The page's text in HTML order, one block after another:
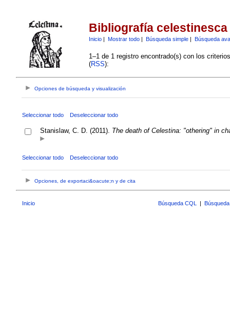
Bibliografía celestinesca
Inicio| Mostrar todo| Búsqueda simple| Búsqueda
1–1 de 1 registro encontrado(s) con los
(RSS):
Opciones de búsqueda y visualización
Seleccionar todo Deseleccionar todo
Stanislaw, C. D. (2011). The death of Celestina: "othering" in
Seleccionar todo Deseleccionar todo
Opciones, de exportaci&oacute;n y de cita
Inicio Búsqueda CQL |